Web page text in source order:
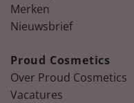
Merken
Nieuwsbrief
Proud Cosmetics
Over Proud Cosmetics
Vacatures